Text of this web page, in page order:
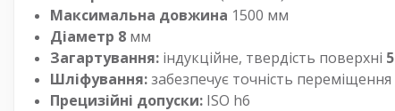
Максимальна довжина 1500 мм
Діаметр 8 мм
Загартування: індукційне, твердість поверхні
Шліфування:забезпечує точність
Прецизійні допуски: ISO h6